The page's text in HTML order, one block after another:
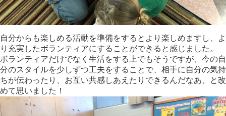
自分からも楽しめる活動を準備をするとより楽しめますし、よ
り充実したボランティアにすることができると感じました。
ボランティアだけでなく生活をする上でもそうですが、今の自
分のスタイルを少しずつ工夫をすることで、相手に自分の気持
ちが伝わったり、お互い共感しあえたりできるんだなあ、と改
めて思いました！